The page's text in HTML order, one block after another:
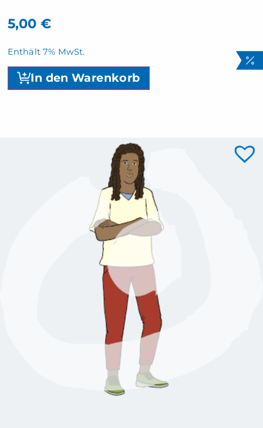
5,00 €
Enthält 7% MwSt.
In den Warenkorb